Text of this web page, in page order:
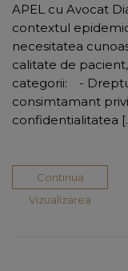
APEL cu Avocat
contextul
necesitatea
calitate de
categorii: -
consimtamant
confidentialitatea
Continua
Vizualizarea